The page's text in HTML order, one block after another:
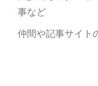
事など
仲間や記事サイト